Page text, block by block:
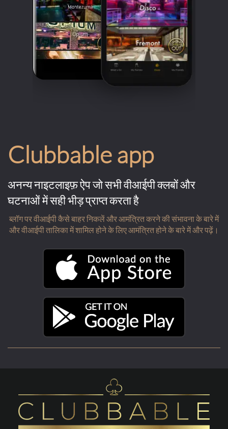
Clubbable app
अनन्य नाइटलाइफ़ ऐप जो सभी वीआईपी क्लबों और
घटनाओं में सही भीड़ प्राप्त करता है
ब्लॉग पर वीआईपी कैसे बाहर निकलें और आमंत्रित करने की संभावना के बारे में
और वीआईपी तालिका में शामिल होने के लिए आमंत्रित होने के बारे में और पढ़ें।